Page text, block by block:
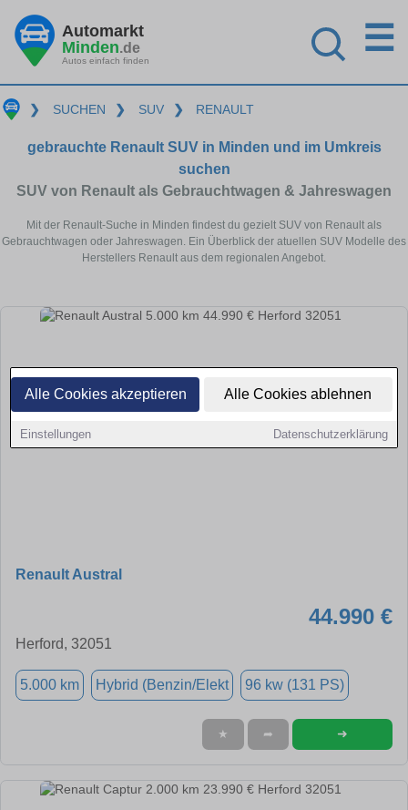
Alle Cookies akzeptieren Alle Cookies ablehnen
Einstellungen Datenschutzerklärung
Automarkt
Minden.de
Autos einfach finden
☰
❯ SUCHEN ❯ SUV ❯ RENAULT
gebrauchte Renault SUV in Minden und im Umkreis
suchen
SUV von Renault als Gebrauchtwagen & Jahreswagen
Mit der Renault-Suche in Minden findest du gezielt SUV von Renault als
Gebrauchtwagen oder Jahreswagen. Ein Überblick der atuellen SUV Modelle des
Herstellers Renault aus dem regionalen Angebot.
Renault Austral
44.990 €
Herford, 32051
5.000 km Hybrid (Benzin/Elekt 96 kw (131 PS)
★ ➦ ➜